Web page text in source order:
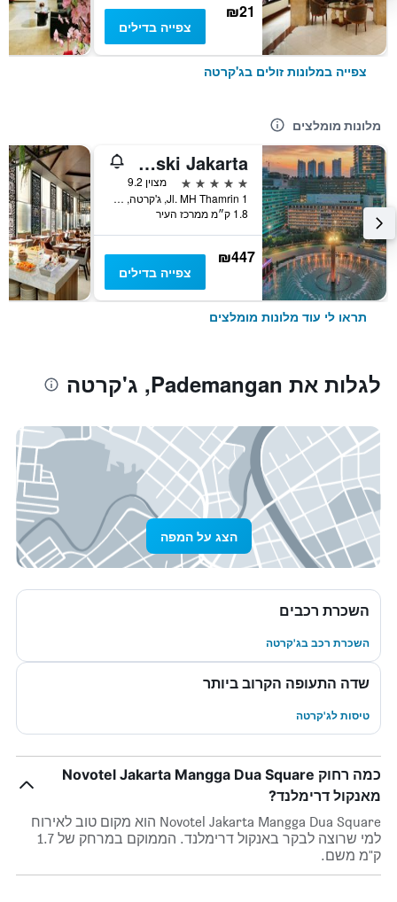
₪21
צפייה בדילים
צפייה במלונות זולים בג'קרטה
מלונות מומלצים
Hotel Indonesia Kempinski Jakarta
5 כוכבים
מצוין 9.2
Jl. MH Thamrin 1, ג'קרטה, אינדונזיה
1.8 ק״מ ממרכז העיר
₪447
צפייה בדילים
תראו לי עוד מלונות מומלצים
לגלות את Pademangan, ג'קרטה
הצג על המפה
השכרת רכבים
השכרת רכב בג'קרטה
שדה התעופה הקרוב ביותר
טיסות לג'קרטה
כמה רחוק Novotel Jakarta Mangga Dua Square
מאנקול דרימלנד?
Novotel Jakarta Mangga Dua Square הוא מקום טוב לאירוח
למי שרוצה לבקר באנקול דרימלנד. הממוקם במרחק של 1.7
ק"מ משם.